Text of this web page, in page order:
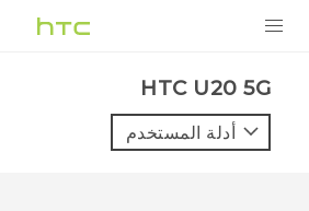
VIVE
‎HTC U20 5G‎
أدلة المستخدم